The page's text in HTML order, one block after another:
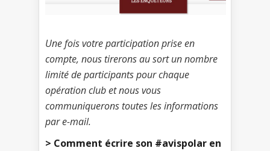
Une fois votre participation prise en
compte, nous tirerons au sort un nombre
limité de participants pour chaque
opération club et nous vous
communiquerons toutes les informations
par e-mail.
> Comment écrire son #avispolar en